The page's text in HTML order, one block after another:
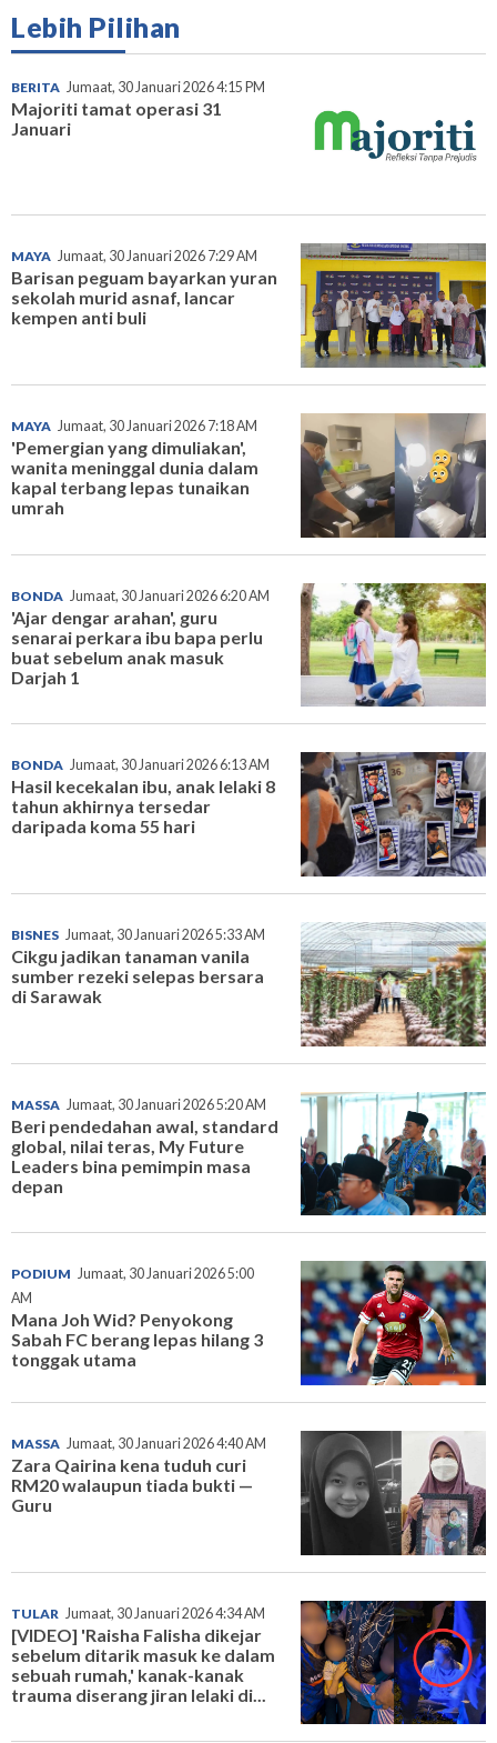
Lebih Pilihan
BERITA Jumaat, 30 Januari 2026 4:15 PM
Majoriti tamat operasi 31
Januari
MAYA Jumaat, 30 Januari 2026 7:29 AM
Barisan peguam bayarkan yuran
sekolah murid asnaf, lancar
kempen anti buli
MAYA Jumaat, 30 Januari 2026 7:18 AM
'Pemergian yang dimuliakan',
wanita meninggal dunia dalam
kapal terbang lepas tunaikan
umrah
BONDA Jumaat, 30 Januari 2026 6:20 AM
'Ajar dengar arahan', guru
senarai perkara ibu bapa perlu
buat sebelum anak masuk
Darjah 1
BONDA Jumaat, 30 Januari 2026 6:13 AM
Hasil kecekalan ibu, anak lelaki 8
tahun akhirnya tersedar
daripada koma 55 hari
BISNES Jumaat, 30 Januari 2026 5:33 AM
Cikgu jadikan tanaman vanila
sumber rezeki selepas bersara
di Sarawak
MASSA Jumaat, 30 Januari 2026 5:20 AM
Beri pendedahan awal, standard
global, nilai teras, My Future
Leaders bina pemimpin masa
depan
PODIUM Jumaat, 30 Januari 2026 5:00
AM
Mana Joh Wid? Penyokong
Sabah FC berang lepas hilang 3
tonggak utama
MASSA Jumaat, 30 Januari 2026 4:40 AM
Zara Qairina kena tuduh curi
RM20 walaupun tiada bukti —
Guru
TULAR Jumaat, 30 Januari 2026 4:34 AM
[VIDEO] 'Raisha Falisha dikejar
sebelum ditarik masuk ke dalam
sebuah rumah,' kanak-kanak
trauma diserang jiran lelaki di...